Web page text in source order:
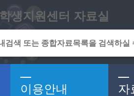
생지원센터 자료실
이용안내 자